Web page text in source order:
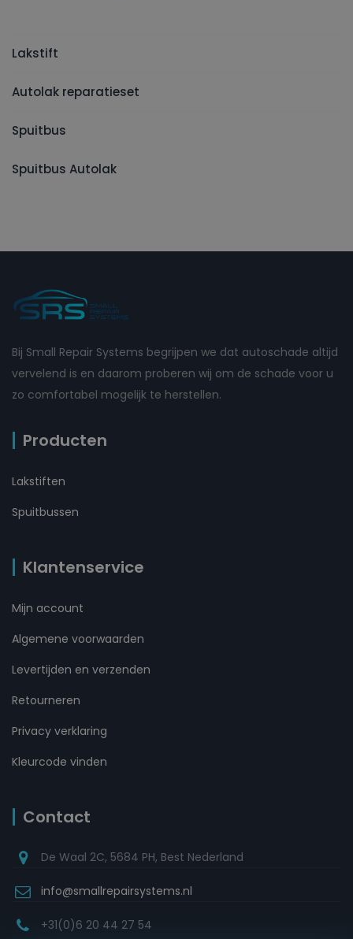
Lakstift
Autolak reparatieset
Spuitbus
Spuitbus Autolak
Bij Small Repair Systems begrijpen we dat autoschade altijd
vervelend is en daarom proberen wij om de schade voor u
zo comfortabel mogelijk te herstellen.
Producten
Lakstiften
Spuitbussen
Klantenservice
Mijn account
Algemene voorwaarden
Levertijden en verzenden
Retourneren
Privacy verklaring
Kleurcode vinden
Contact
De Waal 2C, 5684 PH, Best Nederland
info@smallrepairsystems.nl
+31(0)6 20 44 27 54